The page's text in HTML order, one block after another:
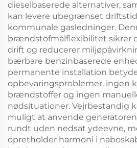
dieselbaserede alternativer,
kan levere ubegrænset
kommunale gasledninger.
brændstofmålflexibilitet sikrer
drift og reducerer
bærbare benzinbaserede
permanente installation
opbevaringsproblemer, ingen
brændstoffer og ingen
nødsituationer. Vejrbestandig
muligt at anvende
rundt uden nedsat ydeevne,
opretholder harmoni i